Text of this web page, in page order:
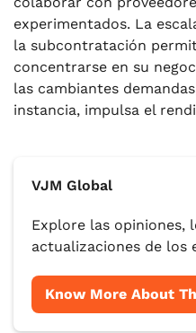
experimentados. La
la subcontratación
concentrarse en su
las cambiantes
instancia, impulsa el
VJM Global
Explore las opiniones,
actualizaciones de los
Know More About